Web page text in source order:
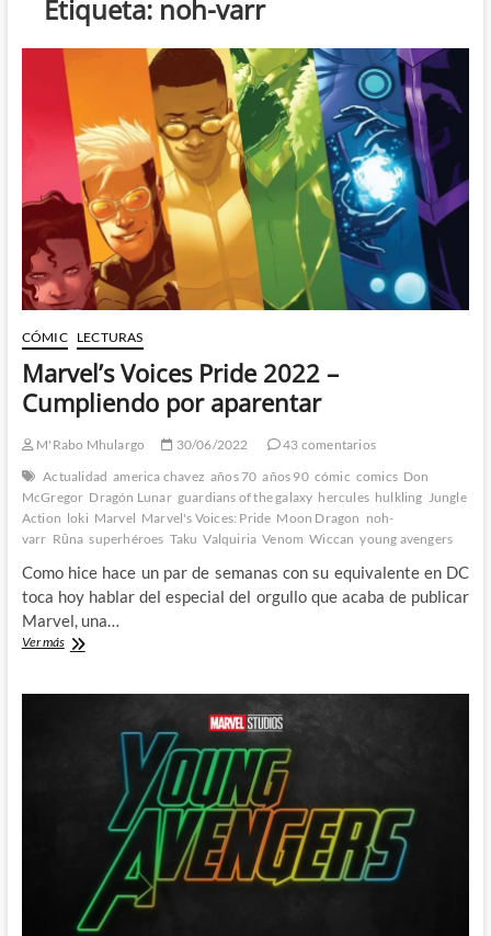
Etiqueta: noh-varr
CÓMIC LECTURAS
Marvel’s Voices Pride 2022 –
Cumpliendo por aparentar
M'Rabo Mhulargo 30/06/2022
43 comentarios
Actualidad america chavez años 70 años 90 cómic comics Don
McGregor Dragón Lunar guardians of the galaxy hercules hulkling Jungle
Action loki Marvel Marvel's Voices: Pride Moon Dragon noh-
varr Rūna superhéroes Taku Valquiria Venom Wiccan young avengers
Como hice hace un par de semanas con su equivalente en DC
toca hoy hablar del especial del orgullo que acaba de publicar
Marvel, una…
Ver másMarvel’s
Cumpliendo